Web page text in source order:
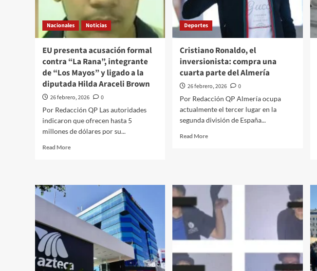
agresión
circuló
sociales
lancha
rápida
de
dejó
cuatro
muertos
Nacionales Noticias
EU presenta acusación formal
contra “La Rana”, integrante
de “Los Mayos” y ligado a la
diputada Hilda Araceli Brown
26 febrero, 2026
0
Por Redacción QP Las autoridades
indicaron que ofrecen hasta 5
millones de dólares por su...
Read MoreRead
contra
integrante
Mayos”
Deportes
Cristiano Ronaldo, el
inversionista: compra una
cuarta parte del Almería
26 febrero, 2026
0
Por Redacción QP Almería ocupa
actualmente el tercer lugar en la
segunda división de España...
Read MoreRead
inversionista:
compra
una
cuarta
parte
del